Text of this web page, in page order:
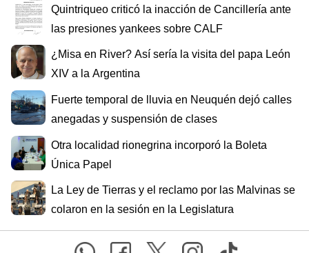
Quintriqueo criticó la inacción de Cancillería ante
las presiones yankees sobre CALF
¿Misa en River? Así sería la visita del papa León
XIV a la Argentina
Fuerte temporal de lluvia en Neuquén dejó calles
anegadas y suspensión de clases
Otra localidad rionegrina incorporó la Boleta
Única Papel
La Ley de Tierras y el reclamo por las Malvinas se
colaron en la sesión en la Legislatura